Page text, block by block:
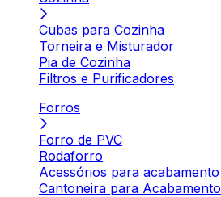
Cubas para Cozinha
Torneira e Misturador
Pia de Cozinha
Filtros e Purificadores
Forros
Forro de PVC
Rodaforro
Acessórios para acabamento
Cantoneira para Acabamento